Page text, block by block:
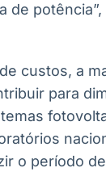
de potência”,
custos, a
para
o período